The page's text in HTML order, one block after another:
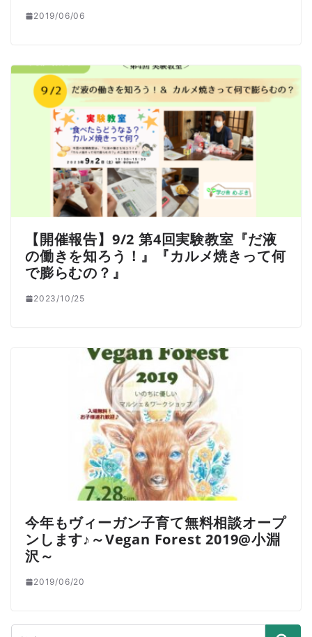
2019/06/06
【開催報告】9/2 第4回実験教室『だ液
の働きを知ろう！』『カルメ焼きって何
で膨らむの？』
2023/10/25
今年もヴィーガン子育て無料相談オープ
ンします♪～Vegan Forest 2019@小淵
沢～
2019/06/20